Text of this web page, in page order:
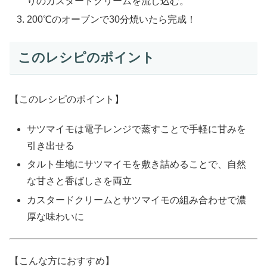
200℃のオーブンで30分焼いたら完成！
このレシピのポイント
【このレシピのポイント】
サツマイモは電子レンジで蒸すことで手軽に甘みを
引き出せる
タルト生地にサツマイモを敷き詰めることで、自然
な甘さと香ばしさを両立
カスタードクリームとサツマイモの組み合わせで濃
厚な味わいに
【こんな方におすすめ】